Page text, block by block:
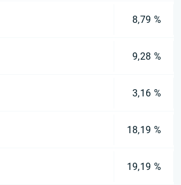
8,79 %
9,28 %
3,16 %
18,19 %
19,19 %